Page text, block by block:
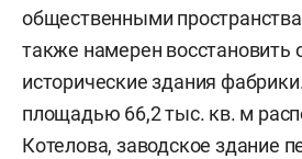
общественными
также намерен восстановить
исторические здания
площадью 66,2 тыс. кв. м
Котелова, заводское здание